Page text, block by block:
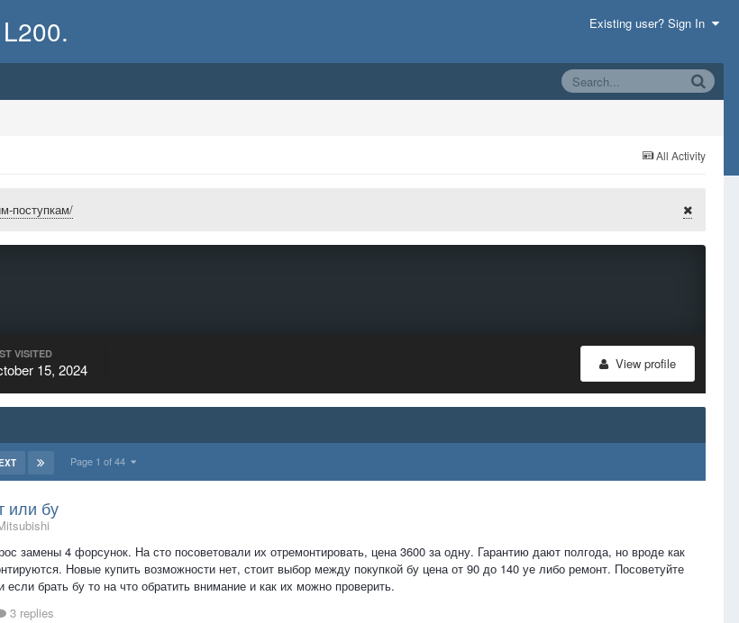
Existing user? Sign In
All Activity
поступкам/
View profile
VISITED
15, 2024
Page 1 of 44
или бу
замены 4 форсунок. На сто посоветовали их отремонтировать, цена 3600 за одну. Гарантию дают полгода, но вроде как
Новые купить возможности нет, стоит выбор между покупкой бу цена от 90 до 140 уе либо ремонт. Посоветуйте
если брать бу то на что обратить внимание и как их можно проверить.
3 replies